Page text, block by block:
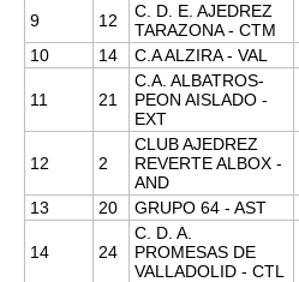
9 12
C. D. E. AJEDREZ
TARAZONA - CTM
10
14 C.A ALZIRA - VAL
11 21
C.A. ALBATROS-
PEON AISLADO -
EXT
12 2
CLUB AJEDREZ
REVERTE ALBOX -
AND
13 20 GRUPO 64 - AST
14 24
C. D. A.
PROMESAS DE
VALLADOLID - CTL